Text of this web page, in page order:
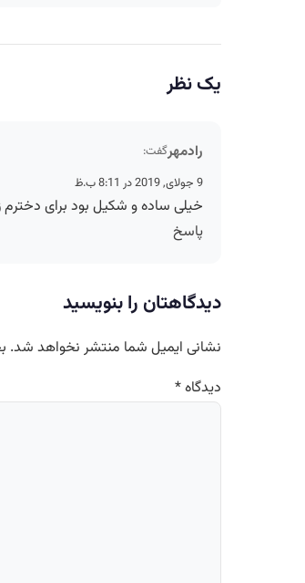
یک نظر
رادمهرگفت:
9 جولای, 2019 در 8:11 ب.ظ
خیلی ساده و شکیل بود برای دخترم
پاسخ
دیدگاهتان را بنویسید
نشانی ایمیل شما منتشر نخواهد شد.
دیدگاه*